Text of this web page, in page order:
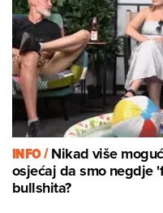
INFO /Nikad više
osjećaj da smo negdje
bullshita?